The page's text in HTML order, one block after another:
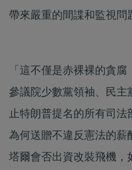
帶來嚴重的間諜和監視問
「這不僅是赤裸裸的貪
參議院少數黨領袖、民主
止特朗普提名的所有司
為何送贈不違反憲法的薪
塔爾會否出資改裝飛機，